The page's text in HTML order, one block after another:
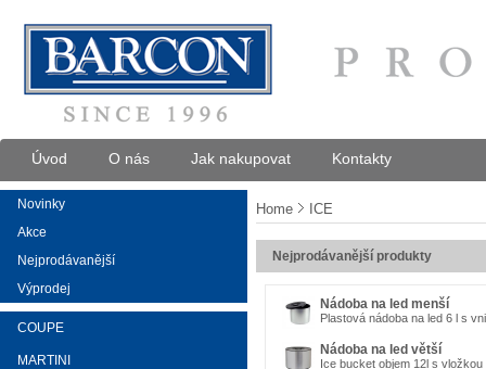
Úvod O nás Jak nakupovat Kontakty
Novinky
Akce
Nejprodávanější
Výprodej
COUPE
MARTINI
Home ICE
Nejprodávanější produkty
Nádoba na led menší
Plastová nádoba na led 6 l s
Nádoba na led větší
Ice bucket objem 12l s